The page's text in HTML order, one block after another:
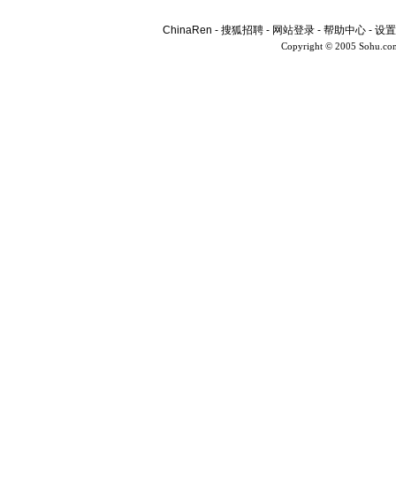
ChinaRen - 搜狐招聘 - 网站登录 - 帮助中心 - 设
Copyright © 2005